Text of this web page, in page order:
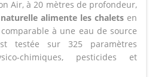
Air, à 20 mètres de profondeur,
alimente les chalets en
à une eau de source
testée sur 325 paramètres
chimiques, pesticides et